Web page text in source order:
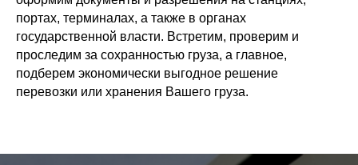
портах, терминалах, а также в органах
государственной власти. Встретим, проверим и
проследим за сохранностью груза, а главное,
подберем экономически выгодное решение
перевозки или хранения Вашего груза.